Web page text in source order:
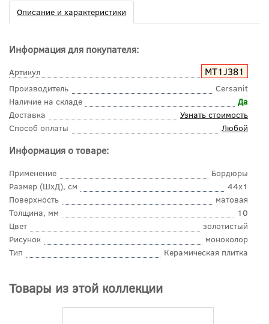
Описание и характеристики
Информация для покупателя:
Артикул MT1J381
Производитель
Cersanit
Наличие на складе
Да
Доставка
Узнать стоимость
Способ оплаты
Любой
Информация о товаре:
Применение
Бордюры
Размер (ШхД), см
44x1
Поверхность
матовая
Толщина, мм
10
Цвет
золотистый
Рисунок
моноколор
Тип
Керамическая плитка
Товары из этой коллекции